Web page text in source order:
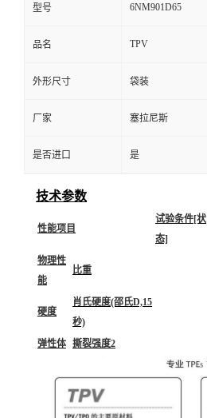
型号 6NM901D65
品名 TPV
外形尺寸 袋装
厂家 塞拉尼斯
是否进口 是
技术参数
性能项目
试验条件[状
态]
物理性
能
比重
硬度
肖氏硬度(邵氏D,15
秒)
弹性体 撕裂强度2